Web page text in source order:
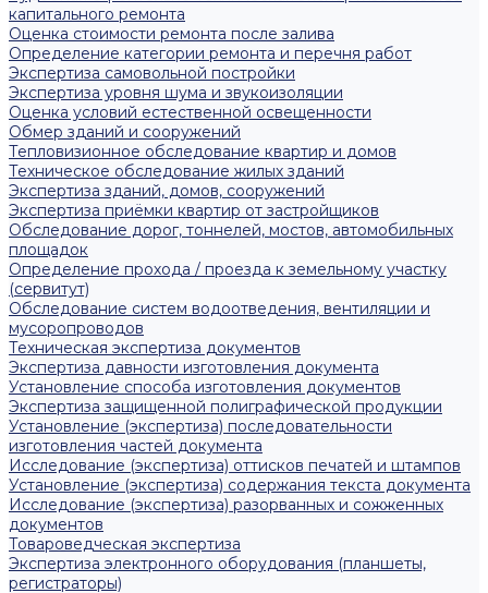
капитального ремонта
Оценка стоимости ремонта после залива
Определение категории ремонта и перечня работ
Экспертиза самовольной постройки
Экспертиза уровня шума и звукоизоляции
Оценка условий естественной освещенности
Обмер зданий и сооружений
Тепловизионное обследование квартир и домов
Техническое обследование жилых зданий
Экспертиза зданий, домов, сооружений
Экспертиза приёмки квартир от застройщиков
Обследование дорог, тоннелей, мостов, автомобильных
площадок
Определение прохода / проезда к земельному участку
(сервитут)
Обследование систем водоотведения, вентиляции и
мусоропроводов
Техническая экспертиза документов
Экспертиза давности изготовления документа
Установление способа изготовления документов
Экспертиза защищенной полиграфической продукции
Установление (экспертиза) последовательности
изготовления частей документа
Исследование (экспертиза) оттисков печатей и штампов
Установление (экспертиза) содержания текста документа
Исследование (экспертиза) разорванных и сожженных
документов
Товароведческая экспертиза
Экспертиза электронного оборудования (планшеты,
регистраторы)